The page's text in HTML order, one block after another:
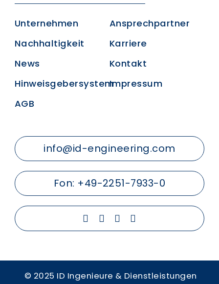
Unternehmen
Ansprechpartner
Nachhaltigkeit
Karriere
News
Kontakt
HinweisgebersystemImpressum
AGB
info@id-engineering.com
Fon: +49-2251-7933-0
© 2025 ID Ingenieure & Dienstleistungen